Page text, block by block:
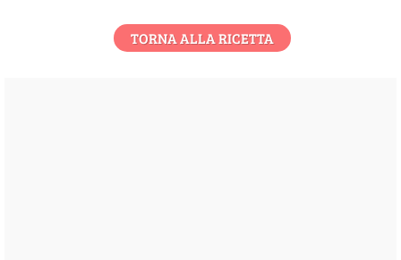
TORNA ALLA RICETTA